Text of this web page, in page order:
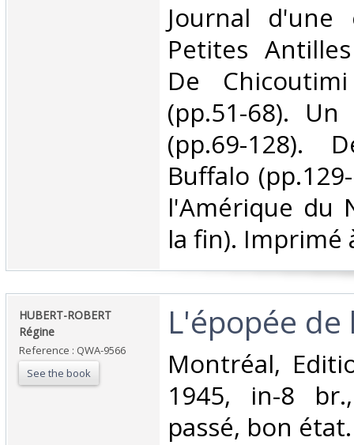
‎Journal d'une
Petites
De
(pp.51-68).
(pp.69-128).
Buffalo
l'Amérique du
la fin). Imprimé
‎HUBERT-ROBERT
Régine ‎
Reference : QWA-9566
See the book
‎L'épopée
‎Montréal,
1945, in-8
passé, bon